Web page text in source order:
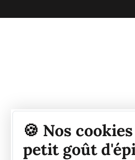
🍪 Nos
petit goût
Tout
épices et